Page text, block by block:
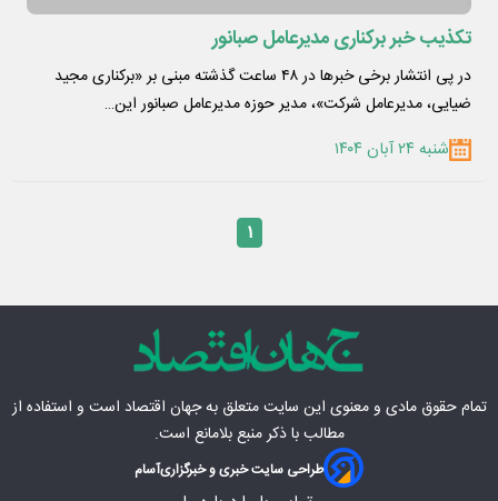
تکذیب خبر برکناری مدیرعامل صبانور
در پی انتشار برخی خبرها در ۴۸ ساعت گذشته مبنی بر «برکناری مجید
ضیایی، مدیرعامل شرکت»، مدیر حوزه مدیرعامل صبانور این…
شنبه ۲۴ آبان ۱۴۰۴
۱
تمام حقوق مادی‌ و معنوی این سایت متعلق بهجهان اقتصاد است و استفاده از
مطالب با ذکر منبع بلامانع است.
طراحی سایت خبری و خبرگزاریآسام